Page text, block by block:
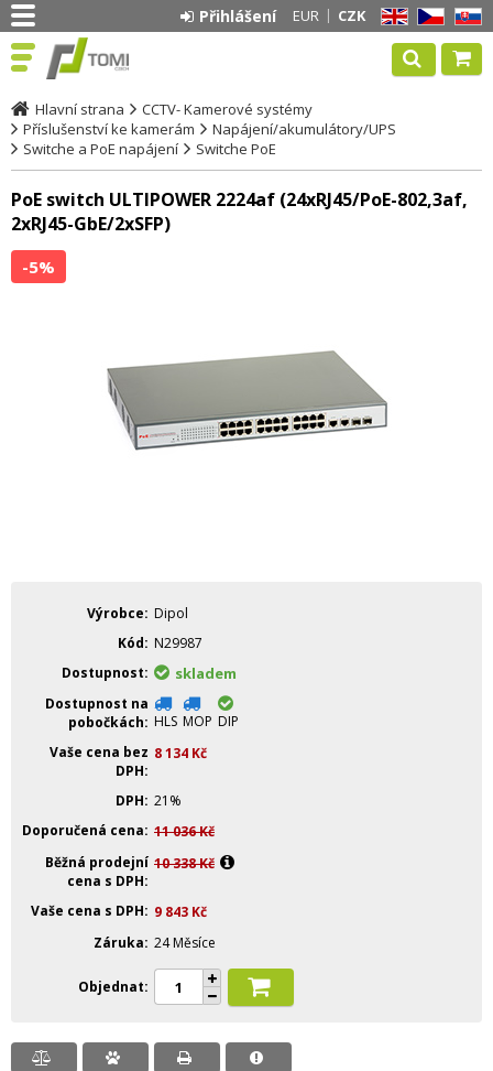
EN CZ SK
EUR CZK
Přihlášení
Hlavní strana
CCTV- Kamerové systémy
Příslušenství ke kamerám
Napájení/akumulátory/UPS
Switche a PoE napájení
Switche PoE
PoE switch ULTIPOWER 2224af (24xRJ45/PoE-802,3af,
2xRJ45-GbE/2xSFP)
-5%
Výrobce
Dipol
Kód
N29987
Dostupnost
skladem
Dostupnost na
pobočkách
HLS MOP DIP
Vaše cena bez
DPH
8 134 Kč
DPH 21%
Doporučená cena 11 036Kč
Běžná prodejní
cena s DPH
10 338Kč
Vaše cena s DPH 9 843 Kč
Záruka 24 Měsíce
Objednat